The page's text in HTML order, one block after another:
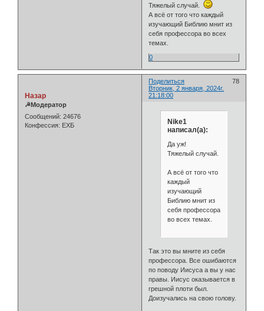
Тяжелый случай.
А всё от того что каждый
изучающий Библию мнит из
себя профессора во всех
темах.
0
Поделиться
78
Вторник, 2 января, 2024г.
21:18:00
Назар
☭Модератор
Сообщений: 24676
Конфессия: ЕХБ
Nike1
написал(а):
Да уж!
Тяжелый случай.
А всё от того что
каждый
изучающий
Библию мнит из
себя профессора
во всех темах.
Так это вы мните из себя
профессора. Все ошибаются
по поводу Иисуса а вы у нас
правы. Иисус оказывается в
грешной плоти был.
Доизучались на свою голову.